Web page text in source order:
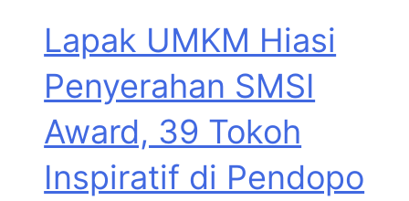
Lapak UMKM Hiasi
Penyerahan SMSI
Award, 39 Tokoh
Inspiratif di Pendopo